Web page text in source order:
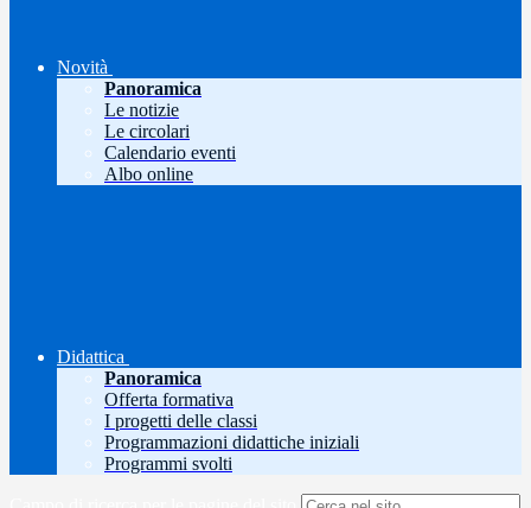
Novità
Panoramica
Le notizie
Le circolari
Calendario eventi
Albo online
Didattica
Panoramica
Offerta formativa
I progetti delle classi
Programmazioni didattiche iniziali
Programmi svolti